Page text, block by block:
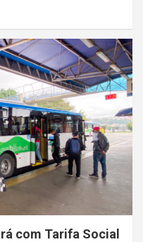
com Tarifa Social